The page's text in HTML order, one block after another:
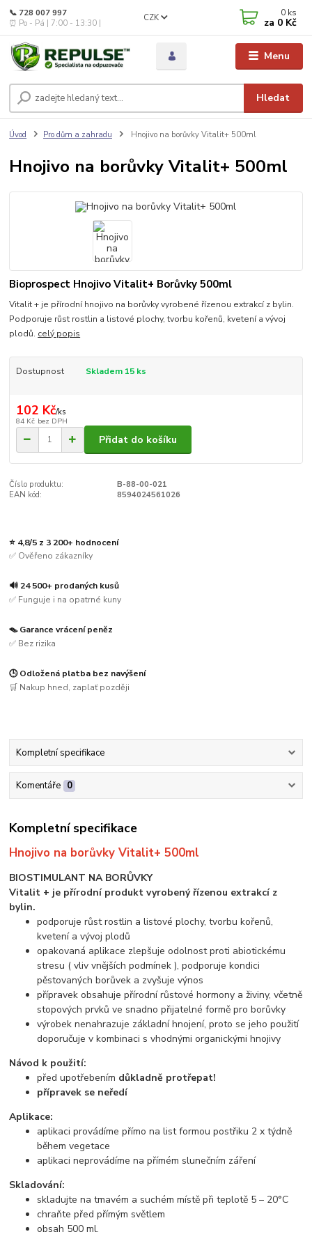
Menu
CZK
Hledat
📞 728 007 997
⏰ Po - Pá | 7:00 - 13:30 |
0 ks
za 0 Kč
Úvod Pro dům a zahradu Hnojivo na borůvky Vitalit+ 500ml
Hnojivo na borůvky Vitalit+ 500ml
Bioprospect Hnojivo Vitalit+ Borůvky 500ml
Vitalit + je přírodní hnojivo na borůvky vyrobené řízenou extrakcí z bylin.
Podporuje růst rostlin a listové plochy, tvorbu kořenů, kvetení a vývoj
plodů. celý popis
Dostupnost Skladem 15 ks
102 Kč/ks
84 Kč bez DPH
Přidat do košíku
Číslo produktu:
B-88-00-021
EAN kód:
8594024561026
⭐ 4,8/5 z 3 200+ hodnocení
✅ Ověřeno zákazníky
🔊 24 500+ prodaných kusů
✅ Funguje i na opatrné kuny
🪤 Garance vrácení peněz
✅ Bez rizika
🕒 Odložená platba bez navýšení
🛒 Nakup hned, zaplať později
Kompletní specifikace
Komentáře 0
Kompletní specifikace
Hnojivo na borůvky Vitalit+ 500ml
BIOSTIMULANT NA BORŮVKY
Vitalit + je přírodní produkt vyrobený řízenou extrakcí z
bylin.
podporuje růst rostlin a listové plochy, tvorbu kořenů,
kvetení a vývoj plodů
opakovaná aplikace zlepšuje odolnost proti abiotickému
stresu ( vliv vnějších podmínek ), podporuje kondici
pěstovaných borůvek a zvyšuje výnos
přípravek obsahuje přírodní růstové hormony a živiny, včetně
stopových prvků ve snadno přijatelné formě pro borůvky
výrobek nenahrazuje základní hnojení, proto se jeho použití
doporučuje v kombinaci s vhodnými organickými hnojivy
Návod k použití:
před upotřebením důkladně protřepat!
přípravek se neředí
Aplikace:
aplikaci provádíme přímo na list formou postřiku 2 x týdně
během vegetace
aplikaci neprovádíme na přímém slunečním záření
Skladování:
skladujte na tmavém a suchém místě při teplotě 5 – 20°C
chraňte před přímým světlem
obsah 500 ml.